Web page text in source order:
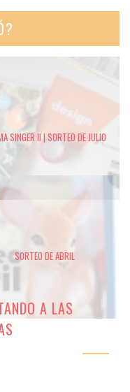
SINGER II | SORTEO DE JULIO
SORTEO DE ABRIL
A LAS